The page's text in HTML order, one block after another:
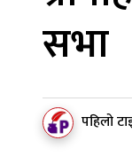
सभा
पहिलो